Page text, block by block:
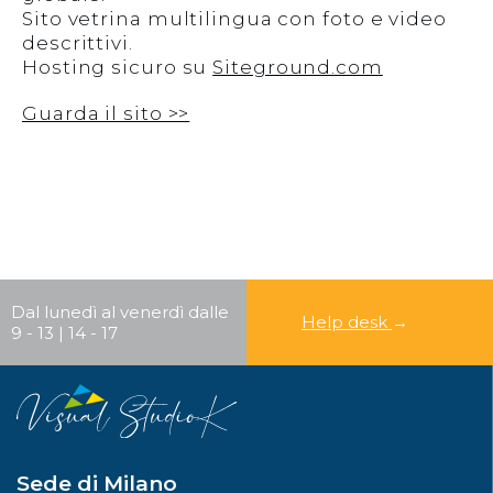
Sito vetrina multilingua con foto e video
descrittivi.
Hosting sicuro su Siteground.com
Guarda il sito >>
Dal lunedì al venerdì dalle
9 - 13 | 14 - 17
Help desk →
Sede di Milano